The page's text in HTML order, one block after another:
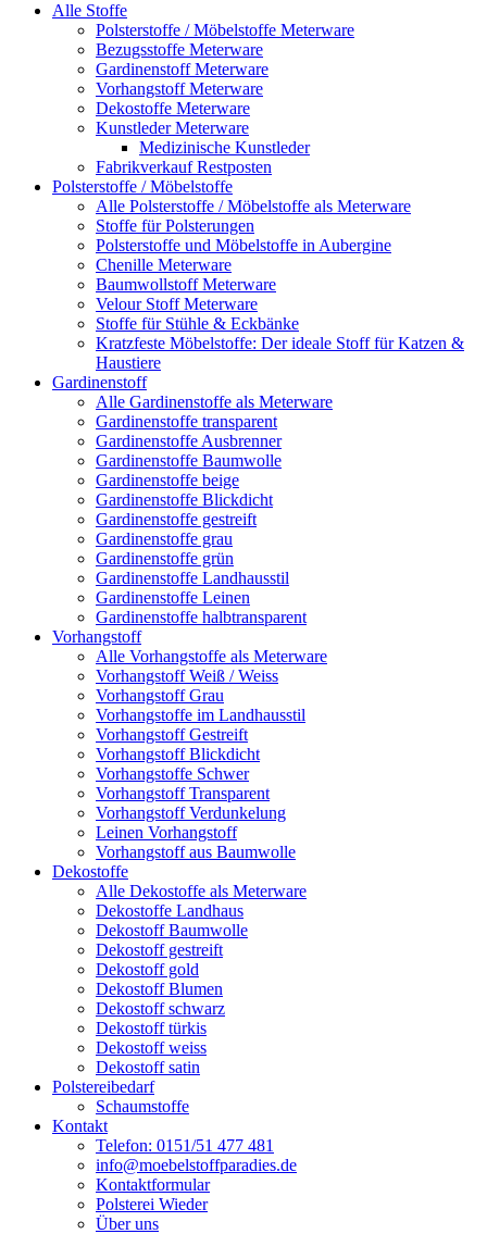
Alle Stoffe
Polsterstoffe / Möbelstoffe Meterware
Bezugsstoffe Meterware
Gardinenstoff Meterware
Vorhangstoff Meterware
Dekostoffe Meterware
Kunstleder Meterware
Medizinische Kunstleder
Fabrikverkauf Restposten
Polsterstoffe / Möbelstoffe
Alle Polsterstoffe / Möbelstoffe als Meterware
Stoffe für Polsterungen
Polsterstoffe und Möbelstoffe in Aubergine
Chenille Meterware
Baumwollstoff Meterware
Velour Stoff Meterware
Stoffe für Stühle & Eckbänke
Kratzfeste Möbelstoffe: Der ideale Stoff für Katzen &
Haustiere
Gardinenstoff
Alle Gardinenstoffe als Meterware
Gardinenstoffe transparent
Gardinenstoffe Ausbrenner
Gardinenstoffe Baumwolle
Gardinenstoffe beige
Gardinenstoffe Blickdicht
Gardinenstoffe gestreift
Gardinenstoffe grau
Gardinenstoffe grün
Gardinenstoffe Landhausstil
Gardinenstoffe Leinen
Gardinenstoffe halbtransparent
Vorhangstoff
Alle Vorhangstoffe als Meterware
Vorhangstoff Weiß / Weiss
Vorhangstoff Grau
Vorhangstoffe im Landhausstil
Vorhangstoff Gestreift
Vorhangstoff Blickdicht
Vorhangstoffe Schwer
Vorhangstoff Transparent
Vorhangstoff Verdunkelung
Leinen Vorhangstoff
Vorhangstoff aus Baumwolle
Dekostoffe
Alle Dekostoffe als Meterware
Dekostoffe Landhaus
Dekostoff Baumwolle
Dekostoff gestreift
Dekostoff gold
Dekostoff Blumen
Dekostoff schwarz
Dekostoff türkis
Dekostoff weiss
Dekostoff satin
Polstereibedarf
Schaumstoffe
Kontakt
Telefon: 0151/51 477 481
info@moebelstoffparadies.de
Kontaktformular
Polsterei Wieder
Über uns